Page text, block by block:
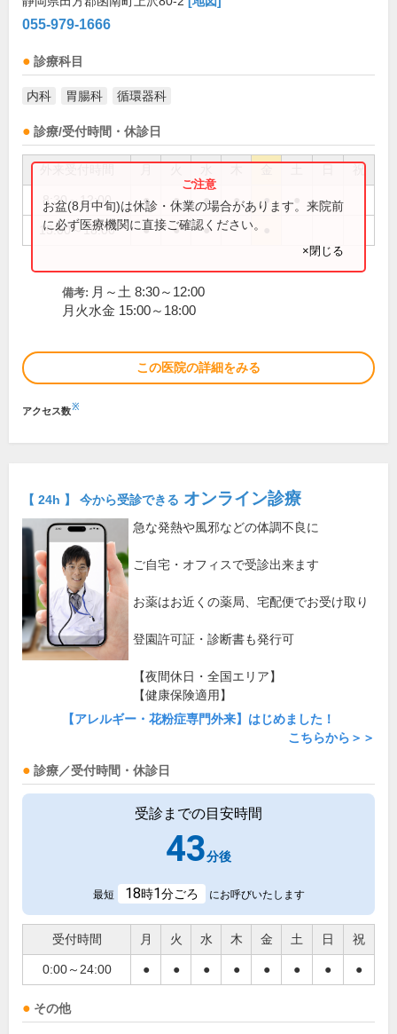
055-979-1666
診療科目
内科 胃腸科 循環器科
診療/受付時間・休診日
祝
8:30～12:00 ● ● ● ● ●
15:00～18:00 ● ● ●
お盆(8月中旬)は休診・休業の場合があります。来院前
に必ず医療機関に直接ご確認ください。
×閉じる
備考: 月～土 8:30～12:00
月火水金 15:00～18:00
この医院の詳細をみる
アクセス数※
【 24h 】 今から受診できる オンライン診療
急な発熱や風邪などの体調不良に
ご自宅・オフィスで受診出来ます
お薬はお近くの薬局、宅配便でお受け取り
登園許可証・診断書も発行可
【夜間休日・全国エリア】
【健康保険適用】
【アレルギー・花粉症専門外来】はじめました！
こちらから＞＞
診療／受付時間・休診日
受診までの目安時間
43分後
最短 18時1分ごろ にお呼びいたします
受付時間 月 火 水 木 金 土 日 祝
0:00～24:00 ● ● ● ● ● ● ● ●
その他